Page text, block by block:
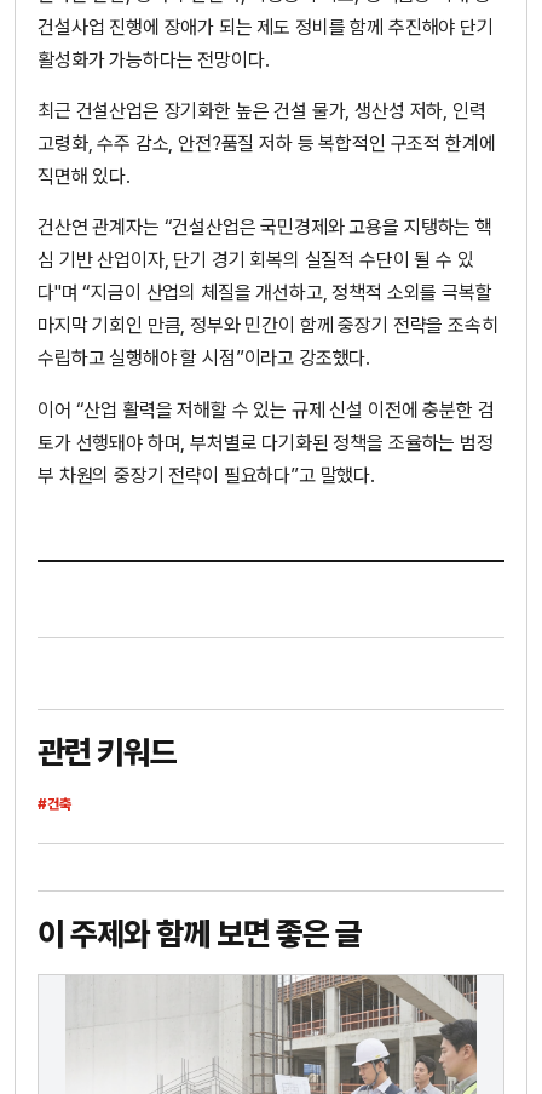
건설사업 진행에 장애가 되는 제도 정비를 함께 추진해야 단기
활성화가 가능하다는 전망이다.
최근 건설산업은 장기화한 높은 건설 물가, 생산성 저하, 인력
고령화, 수주 감소, 안전?품질 저하 등 복합적인 구조적 한계에
직면해 있다.
건산연 관계자는 “건설산업은 국민경제와 고용을 지탱하는 핵
심 기반 산업이자, 단기 경기 회복의 실질적 수단이 될 수 있
다"며 “지금이 산업의 체질을 개선하고, 정책적 소외를 극복할
마지막 기회인 만큼, 정부와 민간이 함께 중장기 전략을 조속히
수립하고 실행해야 할 시점”이라고 강조했다.
이어 “산업 활력을 저해할 수 있는 규제 신설 이전에 충분한 검
토가 선행돼야 하며, 부처별로 다기화된 정책을 조율하는 범정
부 차원의 중장기 전략이 필요하다”고 말했다.
관련 키워드
#건축
이 주제와 함께 보면 좋은 글